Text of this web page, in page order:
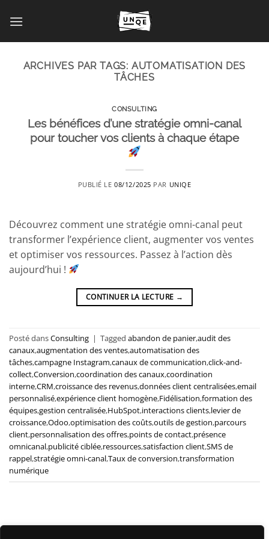
au
ARCHIVES PAR TAGS: AUTOMATISATION DES
TÂCHES
CONSULTING
Les bénéfices d’une stratégie omni-canal
pour toucher vos clients à chaque étape
PUBLIÉ LE08/12/2025 PAR UNIQE
Découvrez comment une stratégie omni-canal peut
transformer l’expérience client, augmenter vos ventes
et optimiser vos ressources. Passez à l’action dès
aujourd’hui !
CONTINUER LA LECTURE →
Posté dansConsulting | Tagged abandon de panier,audit des
canaux,augmentation des ventes,automatisation des
tâches,campagne Instagram,canaux de communication,click-and-
collect,Conversion,coordination des canaux,coordination
interne,CRM,croissance des revenus,données client centralisées,email
personnalisé,expérience client homogène,Fidélisation,formation des
équipes,gestion centralisée,HubSpot,interactions clients,levier de
croissance,Odoo,optimisation des coûts,outils de gestion,parcours
client,personnalisation des offres,points de contact,présence
omnicanal,publicité ciblée,ressources,satisfaction client,SMS de
rappel,stratégie omni-canal,Taux de conversion,transformation
numérique